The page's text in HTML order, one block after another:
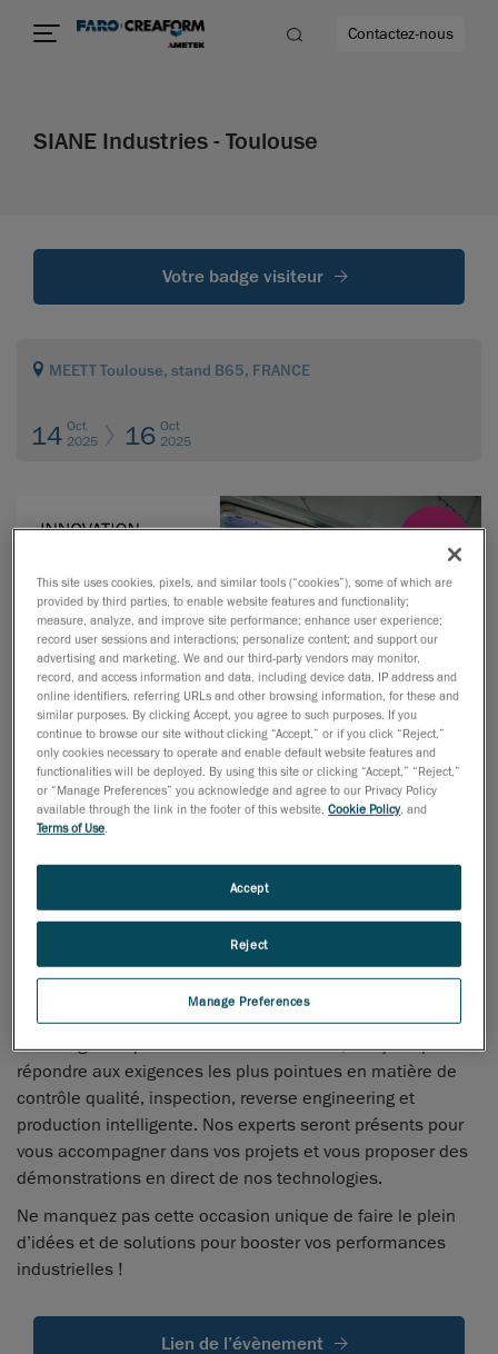
Contactez-nous
SIANE Industries - Toulouse
Votre badge visiteur
MEETT Toulouse, stand B65, FRANCE
14 Oct
2025
16 Oct
2025
Salon SIANE, le rendez-vous incontournable des industriels
du Sud-Ouest. Cet événement majeur, qui se tiendra au
MEETT de Toulouse, rassemble chaque année des
centaines d’exposants et des milliers de visiteurs autour
des dernières innovations technologiques et industrielles.
Sur notre stand, vous pourrez découvrir nos solutions de
métrologie 3D portables et automatisées, conçues pour
répondre aux exigences les plus pointues en matière de
contrôle qualité, inspection, reverse engineering et
production intelligente. Nos experts seront présents pour
vous accompagner dans vos projets et vous proposer des
démonstrations en direct de nos technologies.
Ne manquez pas cette occasion unique de faire le plein
d’idées et de solutions pour booster vos performances
industrielles !
Lien de l’évènement
This site uses cookies, pixels, and similar tools (“cookies”), some of which are
provided by third parties, to enable website features and functionality;
measure, analyze, and improve site performance; enhance user experience;
record user sessions and interactions; personalize content; and support our
advertising and marketing. We and our third-party vendors may monitor,
record, and access information and data, including device data, IP address and
online identifiers, referring URLs and other browsing information, for these and
similar purposes. By clicking Accept, you agree to such purposes. If you
continue to browse our site without clicking “Accept,” or if you click “Reject,”
only cookies necessary to operate and enable default website features and
functionalities will be deployed. By using this site or clicking “Accept,” “Reject,”
or “Manage Preferences” you acknowledge and agree to our Privacy Policy
available through the link in the footer of this website,Cookie Policy, and
Terms of Use
Manage Preferences
Reject
Accept